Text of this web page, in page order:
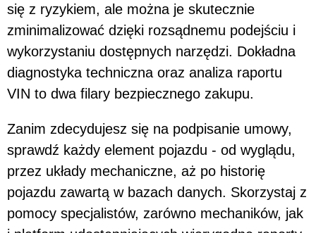
się z ryzykiem, ale można je skutecznie
zminimalizować dzięki rozsądnemu podejściu i
wykorzystaniu dostępnych narzędzi. Dokładna
diagnostyka techniczna oraz analiza raportu
VIN to dwa filary bezpiecznego zakupu.
Zanim zdecydujesz się na podpisanie umowy,
sprawdź każdy element pojazdu - od wyglądu,
przez układy mechaniczne, aż po historię
pojazdu zawartą w bazach danych. Skorzystaj z
pomocy specjalistów, zarówno mechaników, jak